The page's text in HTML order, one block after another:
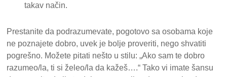
takav način.
Prestanite da podrazumevate, pogotovo sa osobama koje
ne poznajete dobro, uvek je bolje proveriti, nego shvatiti
pogrešno. Možete pitati nešto u stilu: „Ako sam te dobro
razumeo/la, ti si želeo/la da kažeš….“ Tako vi imate šansu